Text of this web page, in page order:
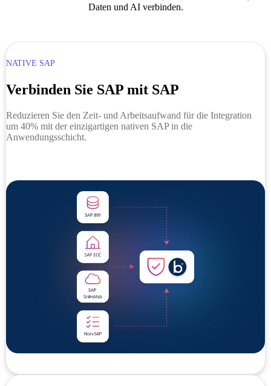
Daten und AI verbinden.
NATIVE SAP
Verbinden Sie SAP mit SAP
Reduzieren Sie den Zeit- und Arbeitsaufwand für die Integration
um 40% mit der einzigartigen nativen SAP in die
Anwendungsschicht.